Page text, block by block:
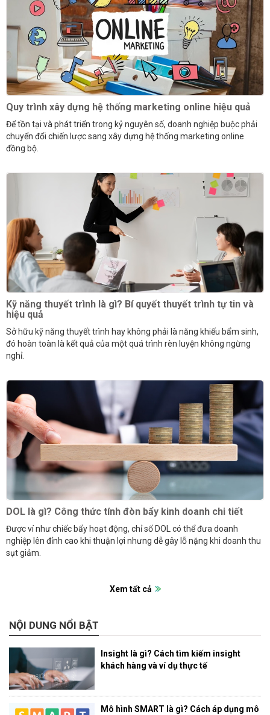
Quy trình xây dựng hệ thống marketing online hiệu quả
Để tồn tại và phát triển trong kỷ nguyên số, doanh nghiệp buộc phải
chuyển đổi chiến lược sang xây dựng hệ thống marketing online
đồng bộ.
Kỹ năng thuyết trình là gì? Bí quyết thuyết trình tự tin và
hiệu quả
Sở hữu kỹ năng thuyết trình hay không phải là năng khiếu bẩm sinh,
đó hoàn toàn là kết quả của một quá trình rèn luyện không ngừng
nghỉ.
DOL là gì? Công thức tính đòn bẩy kinh doanh chi tiết
Được ví như chiếc bẩy hoạt động, chỉ số DOL có thể đưa doanh
nghiệp lên đỉnh cao khi thuận lợi nhưng dễ gây lỗ nặng khi doanh thu
sụt giảm.
Xem tất cả
NỘI DUNG NỔI BẬT
Insight là gì? Cách tìm kiếm insight
khách hàng và ví dụ thực tế
Mô hình SMART là gì? Cách áp dụng mô